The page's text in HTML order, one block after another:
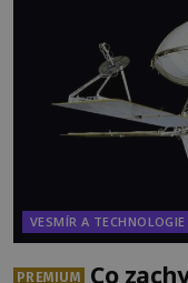
VESMÍR A TECHNOLOGIE
PREMIUM
Co